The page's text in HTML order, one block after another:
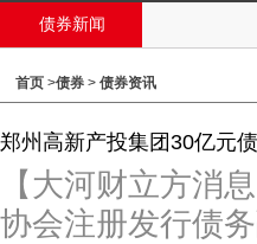
债券新闻
首页 >债券 > 债券资讯
郑州高新产投集团30亿元
【大河财立方消
协会注册发行债